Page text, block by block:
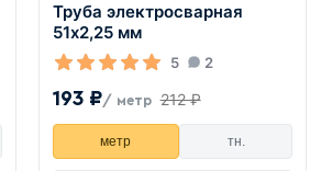
Труба электросварная
51х2,25 мм
5 2
193 ₽/ метр 212 ₽
метр тн.